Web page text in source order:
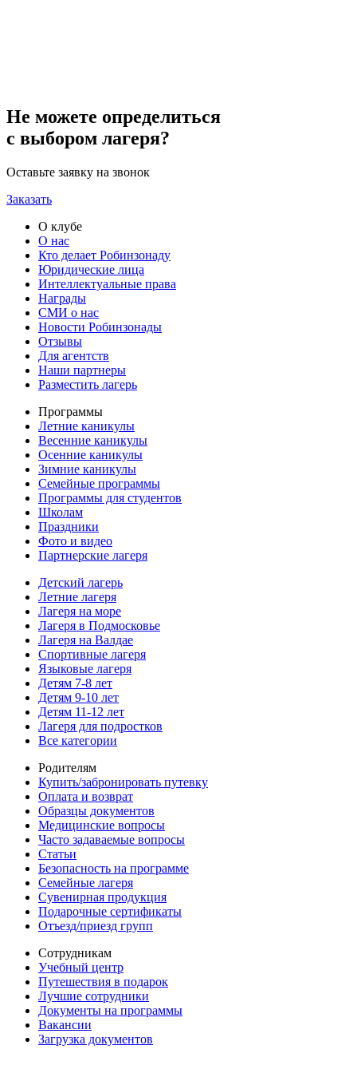
Не можете определиться
с выбором лагеря?
Оставьте заявку на звонок
Заказать
О клубе
О нас
Кто делает Робинзонаду
Юридические лица
Интеллектуальные права
Награды
СМИ о нас
Новости Робинзонады
Отзывы
Для агентств
Наши партнеры
Разместить лагерь
Программы
Летние каникулы
Весенние каникулы
Осенние каникулы
Зимние каникулы
Семейные программы
Программы для студентов
Школам
Праздники
Фото и видео
Партнерские лагеря
Детский лагерь
Летние лагеря
Лагеря на море
Лагеря в Подмосковье
Лагеря на Валдае
Спортивные лагеря
Языковые лагеря
Детям 7-8 лет
Детям 9-10 лет
Детям 11-12 лет
Лагеря для подростков
Все категории
Родителям
Купить/забронировать путевку
Оплата и возврат
Образцы документов
Медицинские вопросы
Часто задаваемые вопросы
Статьи
Безопасность на программе
Семейные лагеря
Сувенирная продукция
Подарочные сертификаты
Отъезд/приезд групп
Сотрудникам
Учебный центр
Путешествия в подарок
Лучшие сотрудники
Документы на программы
Вакансии
Загрузка документов